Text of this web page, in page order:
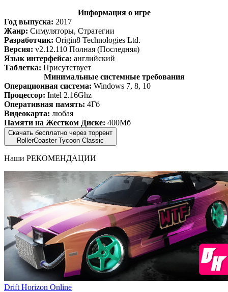
Информация о игре
Год выпуска: 2017
Жанр: Симуляторы, Стратегии
Разработчик: Origin8 Technologies Ltd.
Версия: v2.12.110 Полная (Последняя)
Язык интерфейса: английский
Таблетка: Присутствует
Минимальные системные требования
Операционная система: Windows 7, 8, 10
Процессор: Intel 2.16Ghz
Оперативная память: 4Гб
Видеокарта: любая
Памяти на Жестком Диске: 400Мб
Скачать бесплатно через торрент
RollerCoaster Tycoon Classic
Наши РЕКОМЕНДАЦИИ
Drift Horizon Online